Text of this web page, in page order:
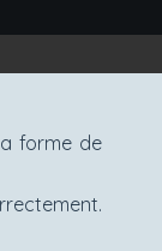
forme de